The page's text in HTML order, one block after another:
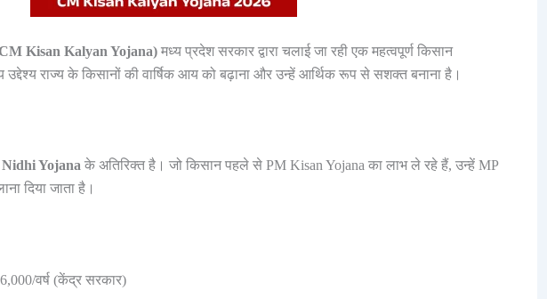
Kisan Kalyan Yojana) मध्य प्रदेश सरकार द्वारा चलाई जा रही एक महत्वपूर्ण किसान
राज्य के किसानों की वार्षिक आय को बढ़ाना और उन्हें आर्थिक रूप से सशक्त बनाना है।
Yojana के अतिरिक्त है। जो किसान पहले से PM Kisan Yojana का लाभ ले रहे हैं, उन्हें MP
दिया जाता है।
वर्ष (केंद्र सरकार)